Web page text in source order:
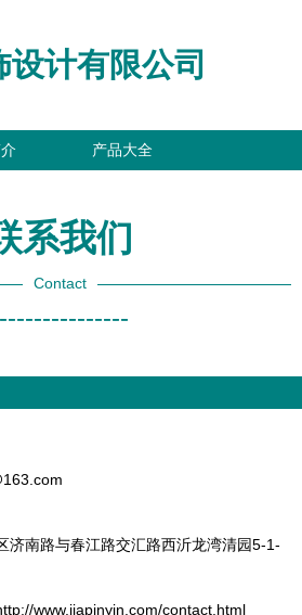
计有限公司
产品大全
系我们
Contact
济南路与春江路交汇路西沂龙湾清园5-1-
www.jiapinyin.com/contact.html